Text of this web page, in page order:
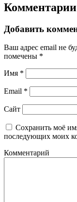
Комментарии
Добавить
Ваш адрес email не
помечены *
Имя *
Email *
Сайт
Сохранить моё
последующих моих
Комментарий